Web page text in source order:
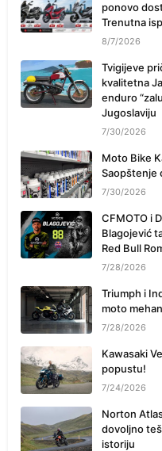
ponovo
Trenutna
8/7/2026
Tvigijeve
kvalitetna
enduro
Jugoslaviju
7/30/2026
Moto Bike
Saopštenje
7/30/2026
CFMOTO i
Blagojević
Red Bull
7/28/2026
Triumph i
moto
7/28/2026
Kawasaki
popustu!
7/24/2026
Norton
dovoljno
istoriju